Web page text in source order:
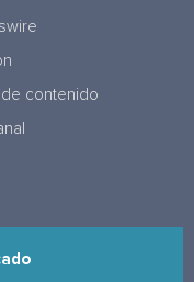
contenido